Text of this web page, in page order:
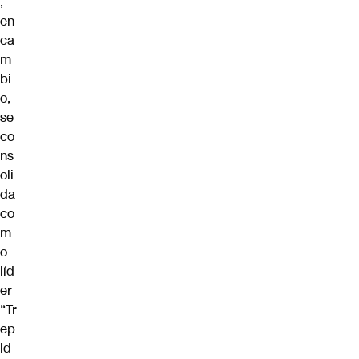
en
ca
m
bi
o,
se
co
ns
oli
da
co
m
o
líd
er
“Tr
ep
id